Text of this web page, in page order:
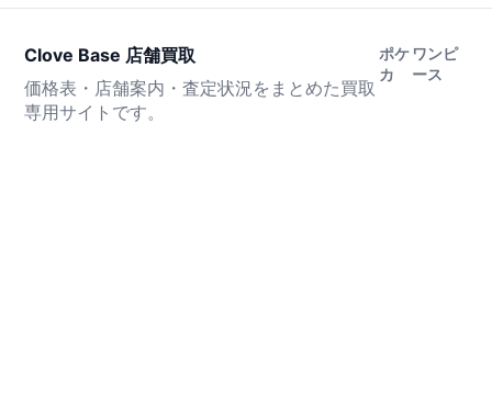
Clove Base 店舗買取
価格表・店舗案内・査定状況をまとめた買取
専用サイトです。
ポケ
カ
ワンピ
ース